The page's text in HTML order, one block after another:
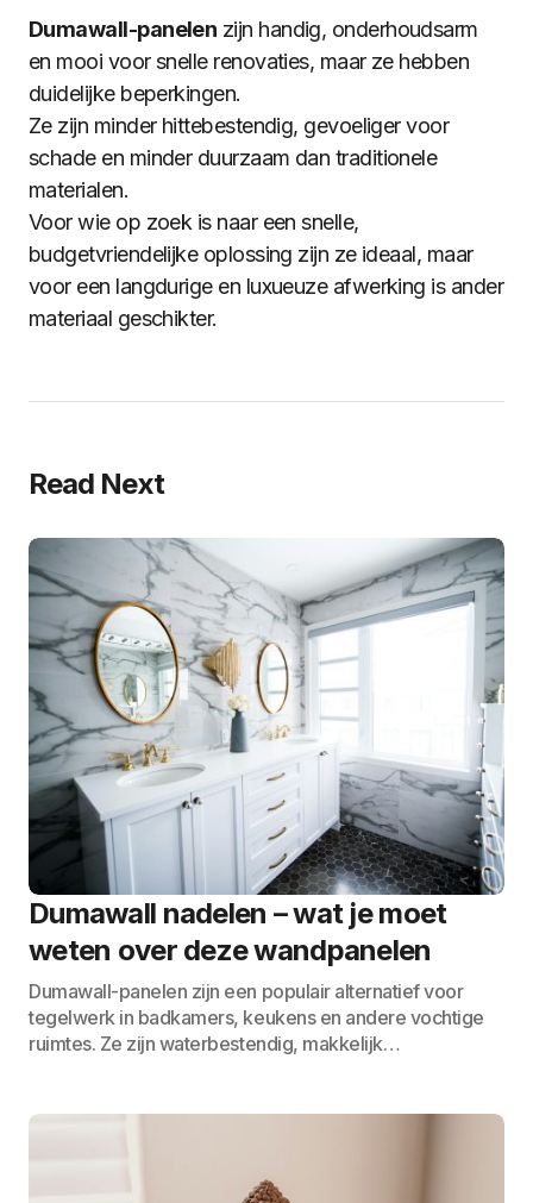
Dumawall-panelen zijn handig, onderhoudsarm
en mooi voor snelle renovaties, maar ze hebben
duidelijke beperkingen.
Ze zijn minder hittebestendig, gevoeliger voor
schade en minder duurzaam dan traditionele
materialen.
Voor wie op zoek is naar een snelle,
budgetvriendelijke oplossing zijn ze ideaal, maar
voor een langdurige en luxueuze afwerking is ander
materiaal geschikter.
Read Next
Dumawall nadelen – wat je moet
weten over deze wandpanelen
Dumawall-panelen zijn een populair alternatief voor
tegelwerk in badkamers, keukens en andere vochtige
ruimtes. Ze zijn waterbestendig, makkelijk…